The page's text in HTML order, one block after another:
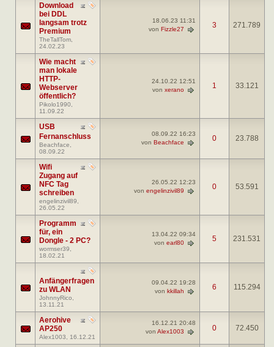
Download
bei DDL
langsam trotz
Premium
TheTallTom
24.02.23
18.06.23 11:31
von Fizzle27 3 271.789
Wie macht
man lokale
HTTP-
Webserver
öffentlich?
Pikolo1990
11.09.22
24.10.22 12:51
von xerano 1 33.121
USB
Fernanschluss
Beachface
08.09.22
08.09.22 16:23
von Beachface 0 23.788
Wifi
Zugang auf
NFC Tag
schreiben
engelinzivil89
26.05.22
26.05.22 12:23
von engelinzivil89 0 53.591
Programm
für, ein
Dongle - 2 PC?
wormser39
18.02.21
13.04.22 09:34
von earl80 5 231.531
Anfängerfragen
zu WLAN
JohnnyRico
13.11.21
09.04.22 19:28
von kkillah 6 115.294
Aerohive
AP250
Alex1003 , 16.12.21
16.12.21 20:48
von Alex1003 0 72.450